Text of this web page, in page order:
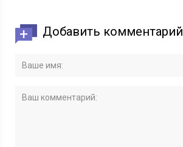
Добавить комментарий